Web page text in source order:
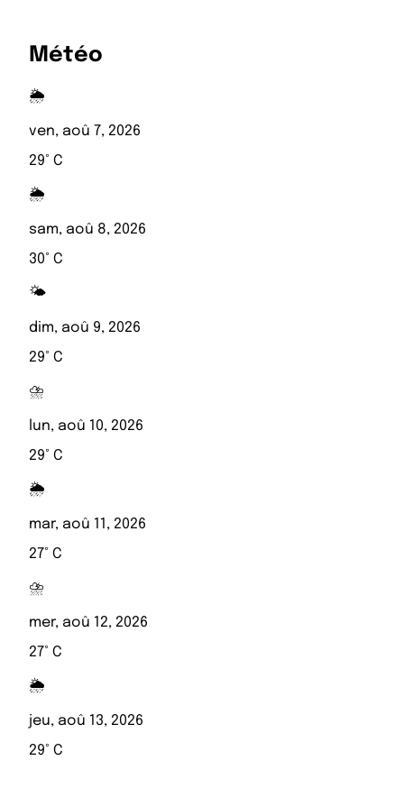
Météo
🌦️
ven, aoû 7, 2026
29° C
🌦️
sam, aoû 8, 2026
30° C
🌤️
dim, aoû 9, 2026
29° C
⛈️
lun, aoû 10, 2026
29° C
🌦️
mar, aoû 11, 2026
27° C
⛈️
mer, aoû 12, 2026
27° C
🌦️
jeu, aoû 13, 2026
29° C